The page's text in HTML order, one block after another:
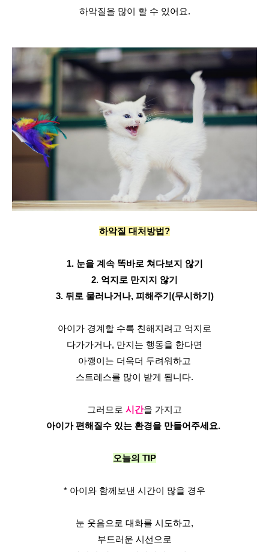
하악질을 많이 할 수 있어요.
하악질 대처방법?
1. 눈을 계속 똑바로 쳐다보지 않기
2. 억지로 만지지 않기
3. 뒤로 물러나거나, 피해주기(무시하기)
아이가 경계할 수록 친해지려고 억지로
다가가거나, 만지는 행동을 한다면
아깽이는 더욱더 두려워하고
스트레스를 많이 받게 됩니다.
그러므로 시간을 가지고
아이가 편해질수 있는 환경을 만들어주세요.
오늘의 TIP
* 아이와 함께보낸 시간이 많을 경우
눈 웃음으로 대화를 시도하고,
부드러운 시선으로